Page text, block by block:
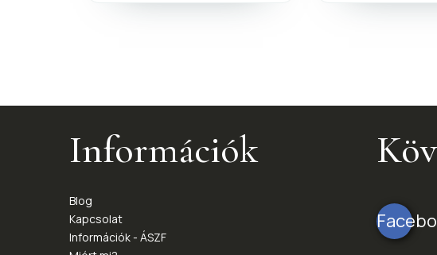
Információk
Blog
Kapcsolat
Információk - ÁSZF